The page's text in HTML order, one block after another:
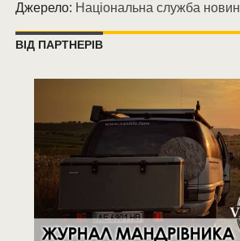
Джерело: Національна служба новин
ВІД ПАРТНЕРІВ